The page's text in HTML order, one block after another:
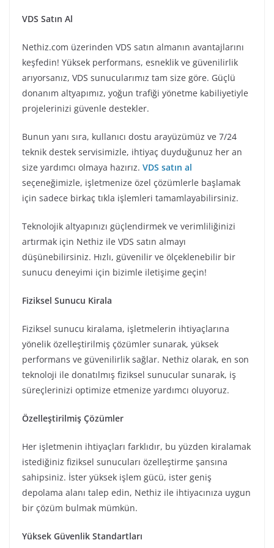
VDS Satın Al
Nethiz.com üzerinden VDS satın almanın avantajlarını
keşfedin! Yüksek performans, esneklik ve güvenilirlik
arıyorsanız, VDS sunucularımız tam size göre. Güçlü
donanım altyapımız, yoğun trafiği yönetme kabiliyetiyle
projelerinizi güvenle destekler.
Bunun yanı sıra, kullanıcı dostu arayüzümüz ve 7/24
teknik destek servisimizle, ihtiyaç duyduğunuz her an
size yardımcı olmaya hazırız. VDS satın al
seçeneğimizle, işletmenize özel çözümlerle başlamak
için sadece birkaç tıkla işlemleri tamamlayabilirsiniz.
Teknolojik altyapınızı güçlendirmek ve verimliliğinizi
artırmak için Nethiz ile VDS satın almayı
düşünebilirsiniz. Hızlı, güvenilir ve ölçeklenebilir bir
sunucu deneyimi için bizimle iletişime geçin!
Fiziksel Sunucu Kirala
Fiziksel sunucu kiralama, işletmelerin ihtiyaçlarına
yönelik özelleştirilmiş çözümler sunarak, yüksek
performans ve güvenilirlik sağlar. Nethiz olarak, en son
teknoloji ile donatılmış fiziksel sunucular sunarak, iş
süreçlerinizi optimize etmenize yardımcı oluyoruz.
Özelleştirilmiş Çözümler
Her işletmenin ihtiyaçları farklıdır, bu yüzden kiralamak
istediğiniz fiziksel sunucuları özelleştirme şansına
sahipsiniz. İster yüksek işlem gücü, ister geniş
depolama alanı talep edin, Nethiz ile ihtiyacınıza uygun
bir çözüm bulmak mümkün.
Yüksek Güvenlik Standartları